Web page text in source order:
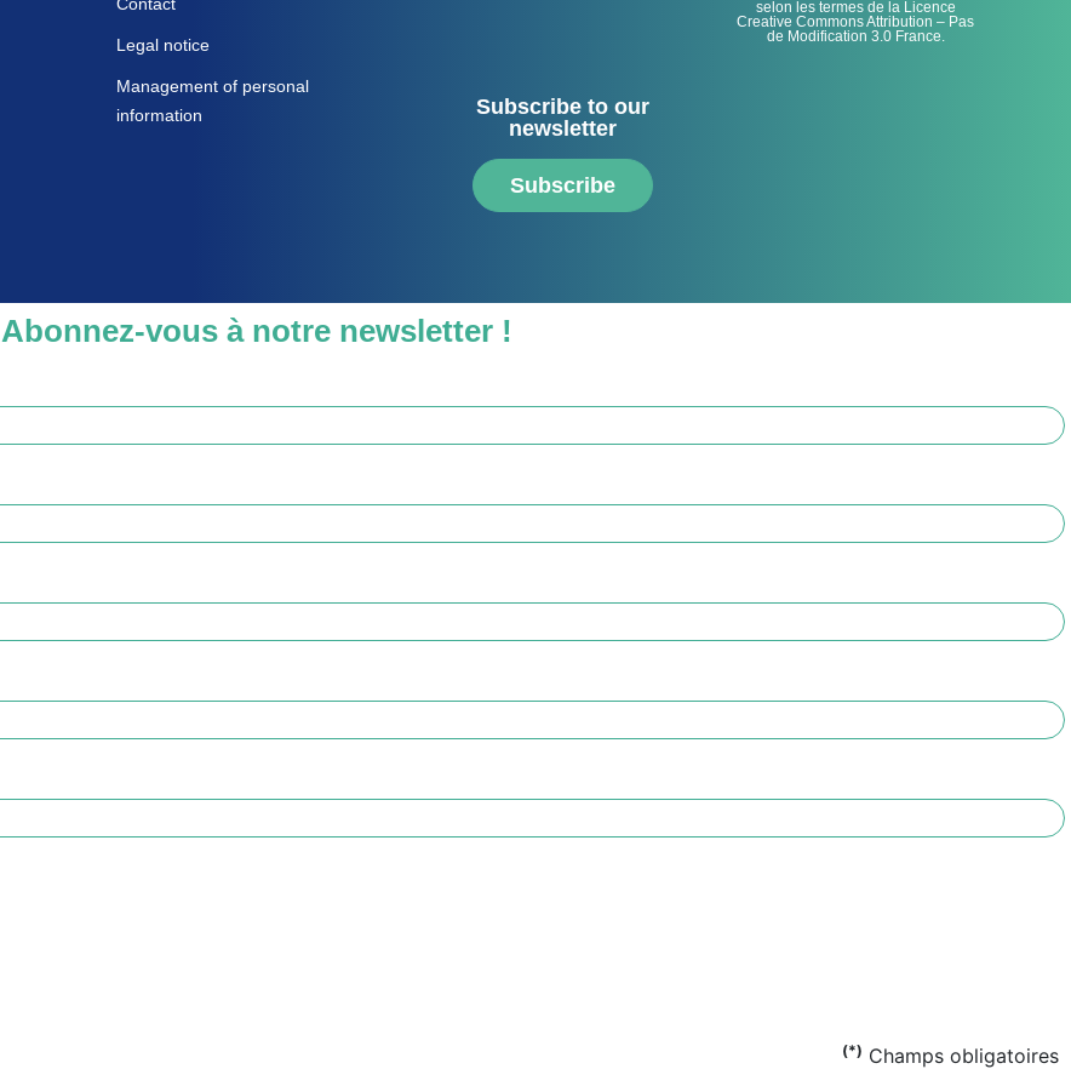
Legal notice
Management of personal
information
Subscribe to our
newsletter
Subscribe
selon les termes de la Licence
Creative Commons Attribution – Pas
de Modification 3.0 France.
Abonnez-vous à notre newsletter !
(*) Champs obligatoires